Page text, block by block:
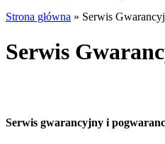
Strona główna » Serwis
Serwis
Serwis gwarancyjny i